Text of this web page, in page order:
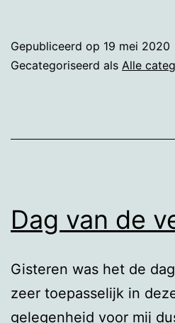
Gepubliceerd op 19 mei 2020
Gecategoriseerd als Alle
Dag van de
Gisteren was het de
zeer toepasselijk in
gelegenheid voor mij